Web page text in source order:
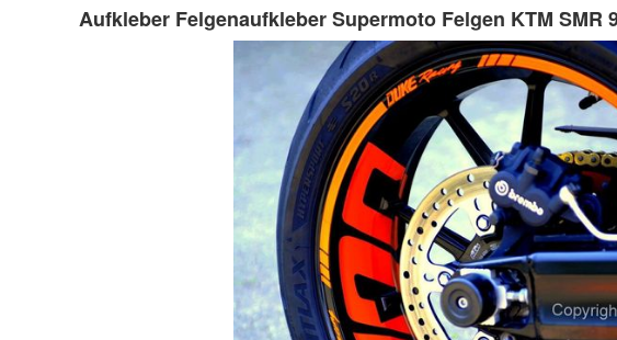
Aufkleber Felgenaufkleber Supermoto Felgen KTM SMR